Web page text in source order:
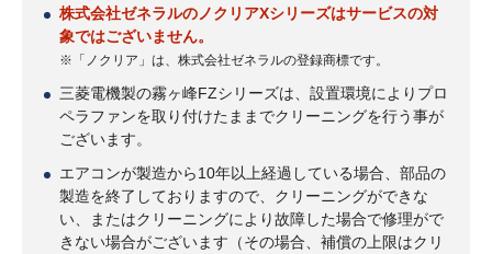
株式会社ゼネラルのノクリアXシリーズはサービスの対
象ではございません。
※「ノクリア」は、株式会社ゼネラルの登録商標です。
三菱電機製の霧ヶ峰FZシリーズは、設置環境によりプロ
ペラファンを取り付けたままでクリーニングを行う事が
ございます。
エアコンが製造から10年以上経過している場合、部品の
製造を終了しておりますので、クリーニングができな
い、またはクリーニングにより故障した場合で修理がで
きない場合がございます（その場合、補償の上限はクリ